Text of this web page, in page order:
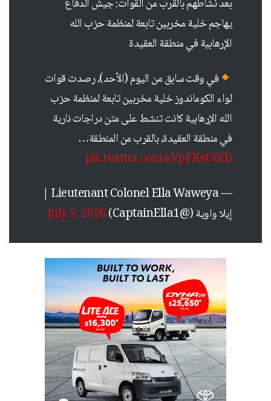
بعد نشاطهم بالقرب من القوات: جيش الدفاع
يهاجم خلية مخربين تابعة لمنظمة حزب الله
الإرهابية في منطقة العقيدة
في وقت سابق من اليوم (الأحد)، رصدت قوات
لواء الكوماندوز خلية مخربين تابعة لمنظمة حزب
الله الإرهابية كانت تنشط على متن دراجات نارية
في منطقة العقيدة، بالقرب من المنطقة…
pic.twitter.com/sVpFKeU6fD
إيلا واوية (@CaptainElla1)
July 5, 2026